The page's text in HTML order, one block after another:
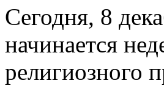
Сегодня, 8
начинается
религиозного